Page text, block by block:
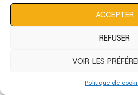
ACCEPTER
REFUSER
VOIR LES
Politique de